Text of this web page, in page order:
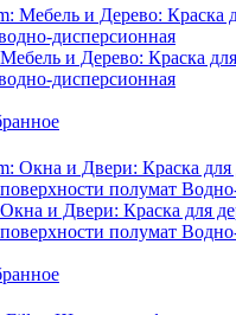
и Дерево: Краска
дисперсионная
и Двери: Краска для
полумат